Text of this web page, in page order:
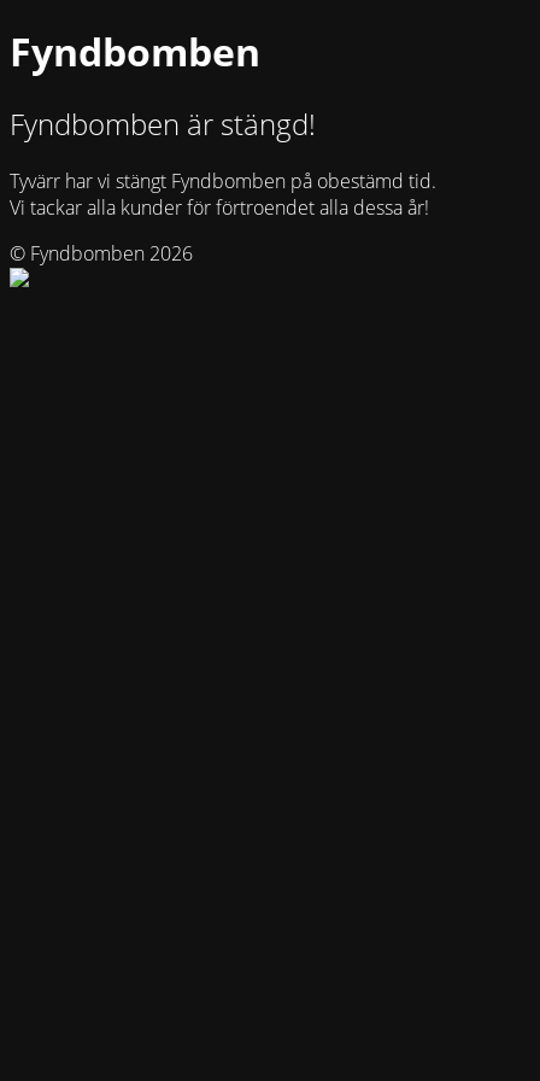
Fyndbomben
Fyndbomben är stängd!
Tyvärr har vi stängt Fyndbomben på obestämd tid.
Vi tackar alla kunder för förtroendet alla dessa år!
© Fyndbomben 2026